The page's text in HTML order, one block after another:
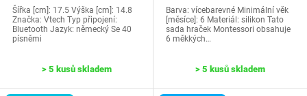
Šířka [cm]: 17.5 Výška [cm]: 14.8
Značka: Vtech Typ připojení:
Bluetooth Jazyk: německý Se 40
písněmi
> 5 kusů skladem
Barva: vícebarevné Minimální věk
[měsíce]: 6 Materiál: silikon Tato
sada hraček Montessori obsahuje
6 měkkých…
> 5 kusů skladem